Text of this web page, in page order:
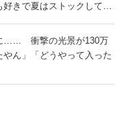
きで夏はストックして
…… 衝撃の光景が130万
ん」「どうやって入った